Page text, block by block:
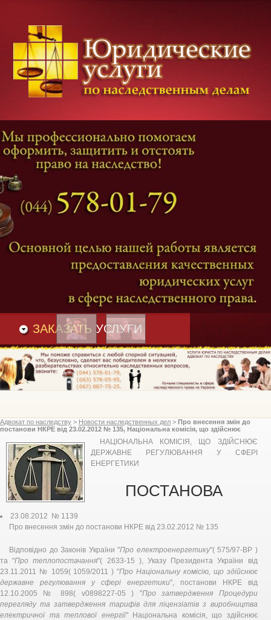
Категории дел
Наследование и Завещание
Оформление наследства
Оспаривание наследства
Адвокат наследственные дела
и Вакансии
ЗАКАЗАТЬ УСЛУГИ
Адвокат по наследству > Новости наследственных дел > Про внесення змін до
постанови НКРЕ від 23.02.2012 № 135, Національна комісія, що здійснює
НАЦІОНАЛЬНА КОМІСІЯ, ЩО ЗДІЙСНЮЄ
ДЕРЖАВНЕ РЕГУЛЮВАННЯ У СФЕРІ
ЕНЕРГЕТИКИ
ПОСТАНОВА
23.08.2012 № 1139
Про внесення змін до постанови НКРЕ від 23.02.2012 № 135
Відповідно до Законів України "Про електроенергетику"( 575/97-ВР )
та "Про теплопостачання"( 2633-15 ), Указу Президента України від
23.11.2011 № 1059( 1059/2011 ) "Про Національну комісію, що здійснює
державне регулювання у сфері енергетики", постанови НКРЕ від
12.10.2005 № 898( v0898227-05 ) "Про затвердження Процедури
перегляду та затвердження тарифів для ліцензіатів з виробництва
електричної та теплової енергії" Національна комісія, що здійснює